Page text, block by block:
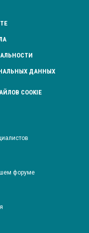
ДАННЫХ
COOKIE
форуме